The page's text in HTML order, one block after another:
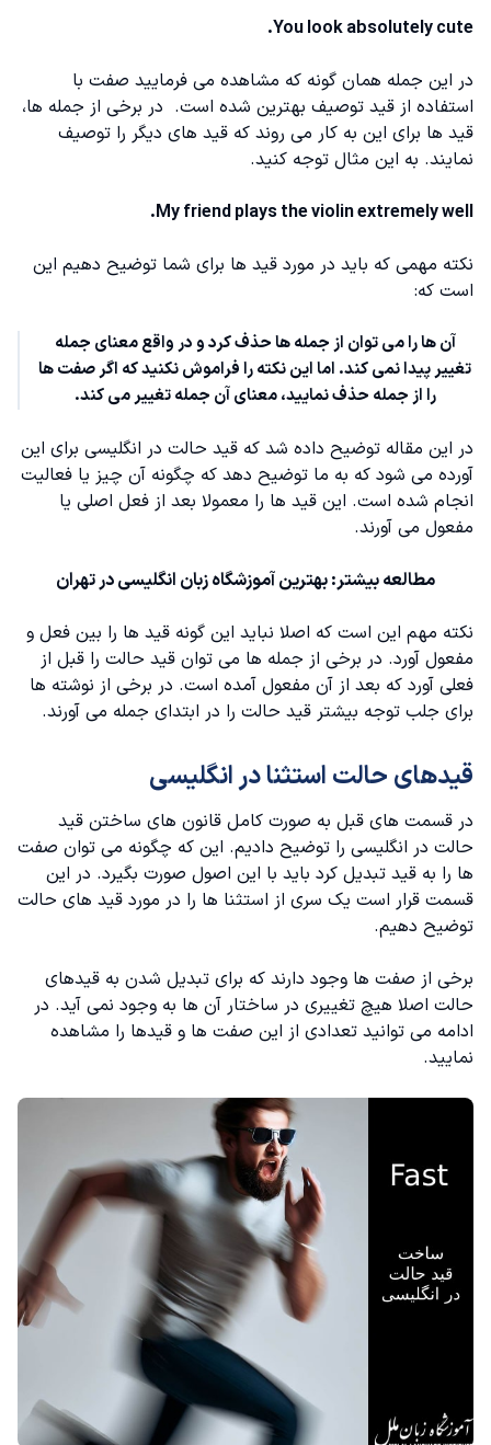
You look absolutely cute.
در این جمله همان گونه که مشاهده می فرمایید صفت با
استفاده از قید توصیف بهترین شده است. در برخی از جمله ها،
قید ها برای این به کار می روند که قید های دیگر را توصیف
نمایند‌. به این مثال توجه کنید.
My friend plays the violin extremely well.
نکته مهمی که باید در مورد قید ها برای شما توضیح دهیم این
است که:
آن‌ ها را می توان از جمله ها حذف کرد و‌ در واقع معنای جمله
تغییر پیدا نمی کند. اما این نکته را فراموش نکنید که اگر صفت ها
را از جمله حذف نمایید، معنای آن جمله تغییر می کند.
در این مقاله توضیح داده شد که قید حالت در انگلیسی برای این
آورده می شود که به ما توضیح دهد که چگونه آن چیز یا فعالیت
انجام شده است. این قید ها را معمولا بعد از فعل اصلی یا
مفعول می آورند.
مطالعه بیشتر:بهترین آموزشگاه زبان انگلیسی در تهران
نکته مهم این است که اصلا نباید این گونه قید ها را بین فعل و
مفعول آورد. در برخی از جمله ها می توان قید حالت را قبل از
فعلی آورد که بعد از آن مفعول آمده است. در برخی از نوشته ها
برای جلب توجه بیشتر قید حالت را در ابتدای جمله می آورند.
قیدهای حالت استثنا در انگلیسی
در قسمت های قبل به صورت کامل قانون های ساختن قید
حالت در انگلیسی را توضیح دادیم. این که چگونه می توان صفت
ها را به قید تبدیل کرد باید با این اصول صورت بگیرد. در این
قسمت قرار است یک سری از استثنا ها را در مورد قید های حالت
توضیح دهیم.
برخی از صفت ها وجود دارند که برای تبدیل شدن به قیدهای
حالت اصلا هیچ تغییری در ساختار آن ها به وجود نمی آید. در
ادامه می توانید تعدادی از این صفت ها و قیدها را مشاهده
نمایید.